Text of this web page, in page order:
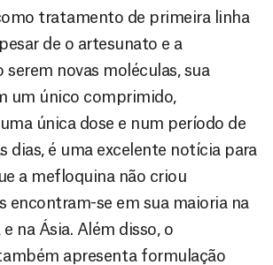
tratamento de primeira linha
de o artesunato e a
serem novas moléculas, sua
um único comprimido,
única dose e num período de
dias, é uma excelente notícia para
a mefloquina não criou
encontram-se em sua maioria na
na Ásia. Além disso, o
apresenta formulação